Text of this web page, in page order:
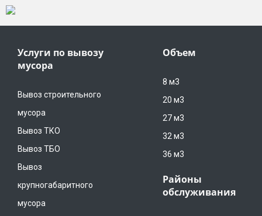
Услуги по вывозу
мусора
Вывоз строительного
мусора
Вывоз ТКО
Вывоз ТБО
Вывоз
крупногабаритного
мусора
Объем
8 м3
20 м3
27 м3
32 м3
36 м3
Районы
обслуживания